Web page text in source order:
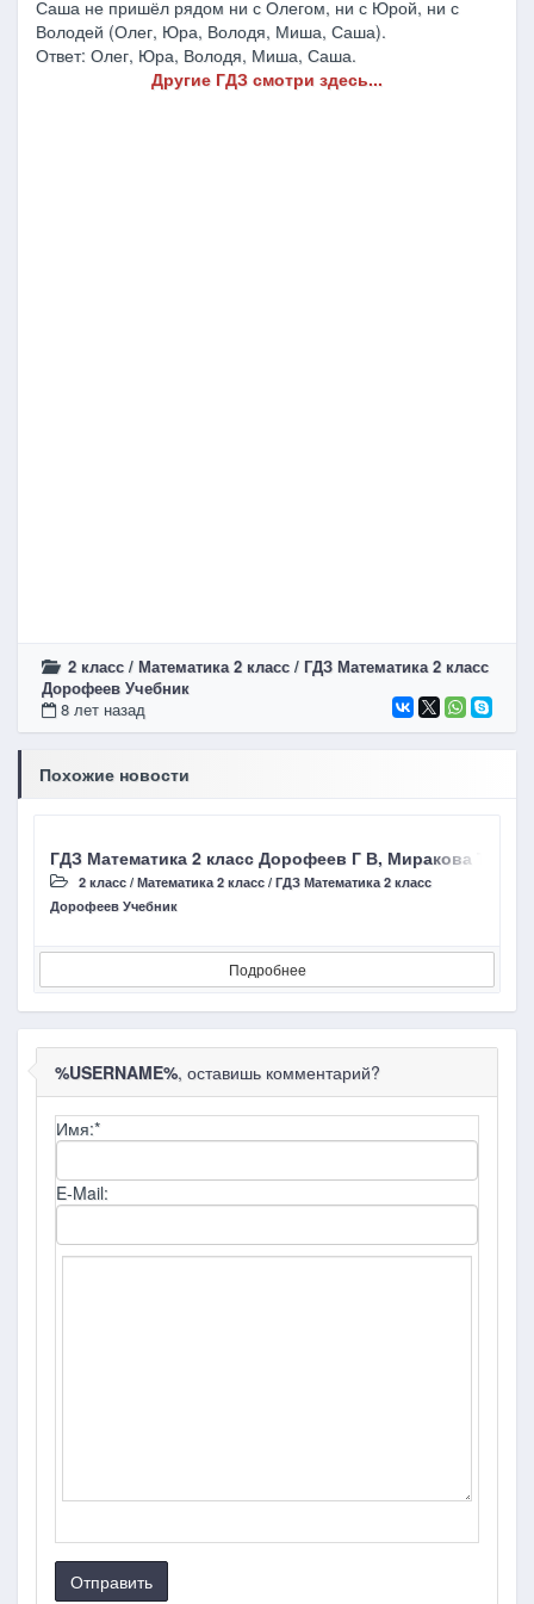
Саша не пришёл рядом ни с Олегом, ни с Юрой, ни с
Володей (Олег, Юра, Володя, Миша, Саша).
Ответ: Олег, Юра, Володя, Миша, Саша.
Другие ГДЗ смотри здесь...
2 класс / Математика 2 класс / ГДЗ Математика 2 класс
Дорофеев Учебник
8 лет назад
Похожие новости
ГДЗ Математика 2 класс Дорофеев Г В, Миракова Т Н
2 класс / Математика 2 класс / ГДЗ Математика 2 класс
Дорофеев Учебник
Подробнее
%USERNAME%, оставишь комментарий?
Имя:*
E-Mail:
Отправить